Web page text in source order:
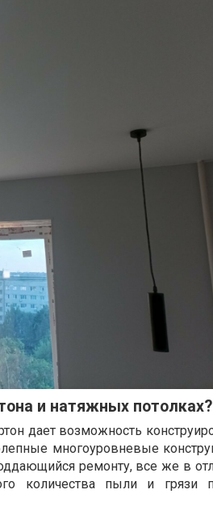
и натяжных потолках?
дает возможность
многоуровневые
ремонту, все же в
количества пыли и грязи